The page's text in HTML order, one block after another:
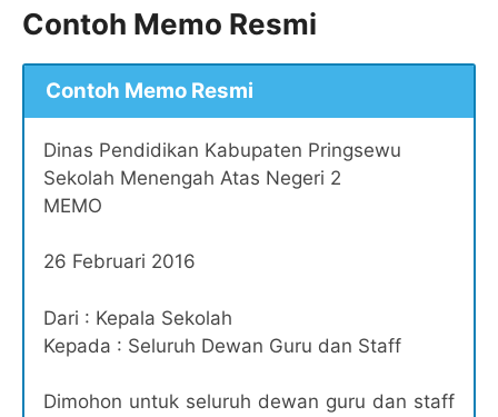
Contoh Memo Resmi
Contoh Memo Resmi
Dinas Pendidikan Kabupaten Pringsewu
Sekolah Menengah Atas Negeri 2
MEMO
26 Februari 2016
Dari : Kepala Sekolah
Kepada : Seluruh Dewan Guru dan Staff
Dimohon untuk seluruh dewan guru dan staff